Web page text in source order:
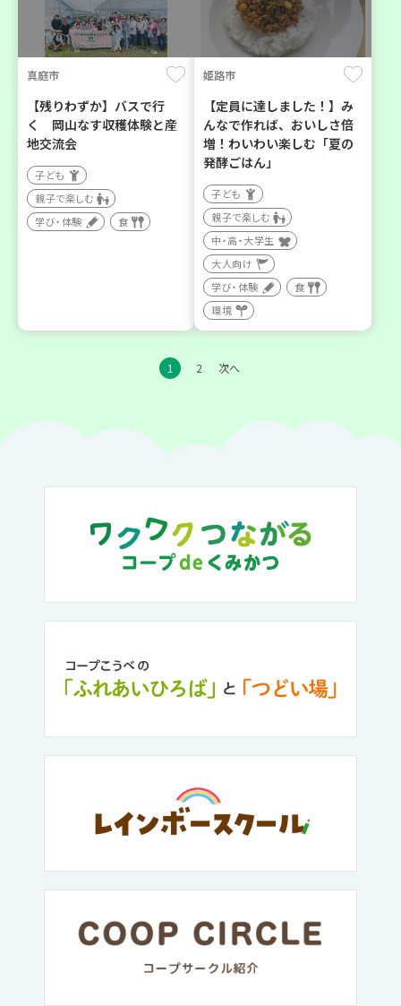
真庭市
【残りわずか】バスで行
く 岡山なす収穫体験と産
地交流会
子ども
親子で楽しむ
学び・体験
食
姫路市
【定員に達しました！】み
んなで作れば、おいしさ倍
増！わいわい楽しむ「夏の
発酵ごはん」
子ども
親子で楽しむ
中・高・大学生
大人向け
学び・体験
食
環境
1 2 次へ